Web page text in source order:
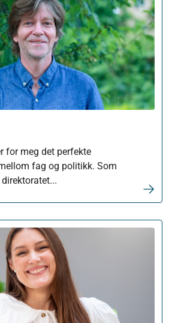
for meg det perfekte
fag og politikk. Som